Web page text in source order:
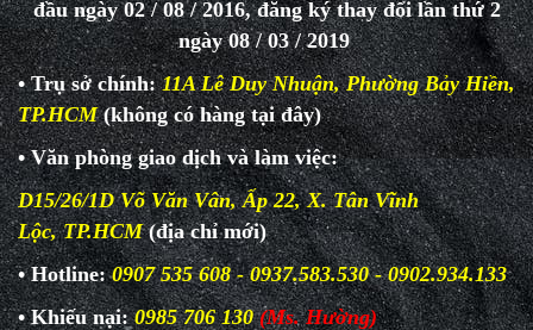
đầu ngày 02 / 08 / 2016, đăng ký thay đổi lần thứ 2
ngày 08 / 03 / 2019
• Trụ sở chính:11A Lê Duy Nhuận, Phường Bảy Hiền,
TP.HCM (không có hàng tại đây)
• Văn phòng giao dịch và làmviệc:
D15/26/1D Võ Văn Vân, Ấp 22, X. Tân Vĩnh
Lộc, TP.HCM(địa chỉ mới)
• Hotline:0907 535 608 - 0937.583.530 - 0902.934.133
• Khiếu nại: 0985 706 130 (Ms. Hường)